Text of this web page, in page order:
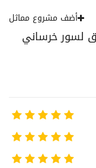
لسور خرساني
أضف مشروع مماثل